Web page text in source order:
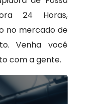
24 Horas,
no mercado de
Venha você
com a gente.